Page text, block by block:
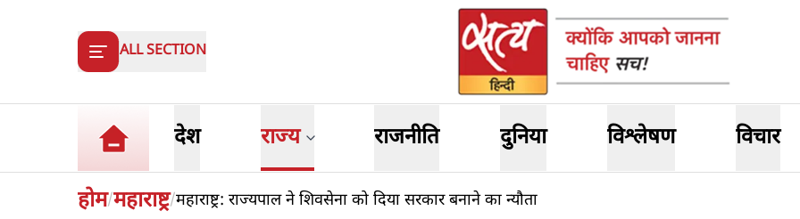
ALL SECTION
देश राज्य राजनीति दुनिया विश्लेषण विचार
होम/महाराष्ट्र/महाराष्ट्र: राज्यपाल ने शिवसेना को दिया सरकार बनाने का न्यौता